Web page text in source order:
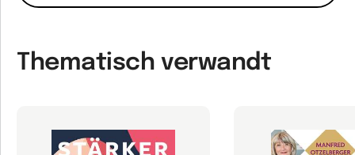
Thematisch verwandt